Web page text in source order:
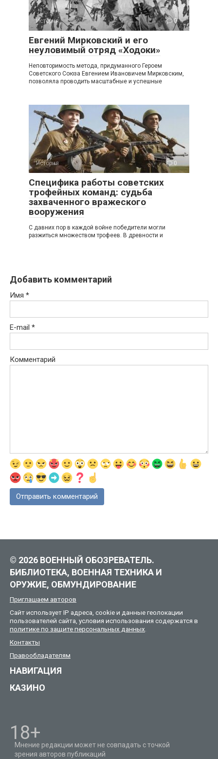
История 0
Евгений Мирковский и его
неуловимый отряд «Ходоки»
Неповторимость метода, придуманного Героем
Советского Союза Евгением Ивановичем Мирковским,
позволяла проводить масштабные и успешные
История 0
Специфика работы советских
трофейных команд: судьба
захваченного вражеского
вооружения
С давних пор в каждой войне победители могли
разжиться множеством трофеев. В древности и
Добавить комментарий
Имя *
E-mail *
Комментарий
© 2026 ВОЕННЫЙ ОБОЗРЕВАТЕЛЬ.
БИБЛИОТЕКА, ВОЕННАЯ ТЕХНИКА И
ОРУЖИЕ, ОБМУНДИРОВАНИЕ
Приглашаем авторов
Сайт использует IP адреса, cookie и данные геолокации
пользователей сайта, условия использования содержатся в
политике по защите персональных данных
Контакты
Правообладателям
НАВИГАЦИЯ
КАЗИНО
18+
Мнение редакции может не совпадать с точкой
зрения авторов публикаций